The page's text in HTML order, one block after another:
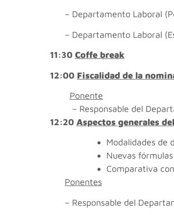
– Departamento Laboral
– Departamento Laboral
11:30 Coffe break
12:00 Fiscalidad de la
Ponente
– Responsable del
12:20 Aspectos generales
Modalidades de
Nuevas
Comparativa
Ponentes
– Responsable del